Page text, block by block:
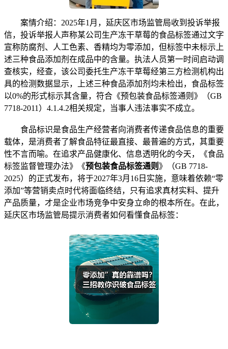
案情介绍：2025年1月，延庆区市场监管局收到投诉举报
信，投诉举报人声称某公司生产冻干草莓的食品标签通过文字
宣称防腐剂、人工色素、香精均为零添加，但标签中未标示上
述三种食品添加剂在成品中的含量。执法人员第一时间启动调
查核实，经查，该公司委托生产冻干草莓经第三方检测机构出
具的检测数据显示，上述三种食品添加剂均未检出，食品标签
以0%的形式标示其含量，符合《预包装食品标签通则》（GB
7718-2011）4.1.4.2相关规定，当事人违法事实不成立。
食品标识是食品生产经营者向消费者传递食品信息的重要
载体，是消费者了解食品特征最直接、最普遍的方式，其重要
性不言而喻。在追求产品健康化、信息透明化的今天，《食品
标签监督管理办法》《预包装食品标签通则 》（GB 7718-
2025）的正式发布，将于2027年3月16日实施，意味着依赖“零
添加”等营销卖点时代将面临终结，只有追求真材实料、提升
产品质量，才是企业市场竞争中安身立命的根本所在。在此，
延庆区市场监管局提示消费者如何看懂食品标签：